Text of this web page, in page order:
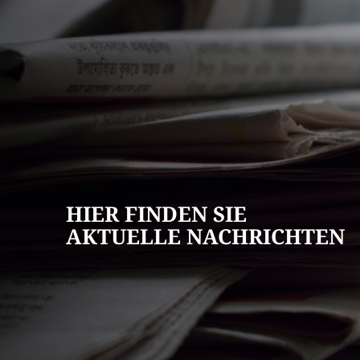
Mängel melden
Wahlen
HIER FINDEN SIE
AKTUELLE NACHRICHTEN